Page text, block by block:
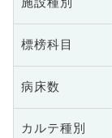
標榜科目
病床数
カルテ種別